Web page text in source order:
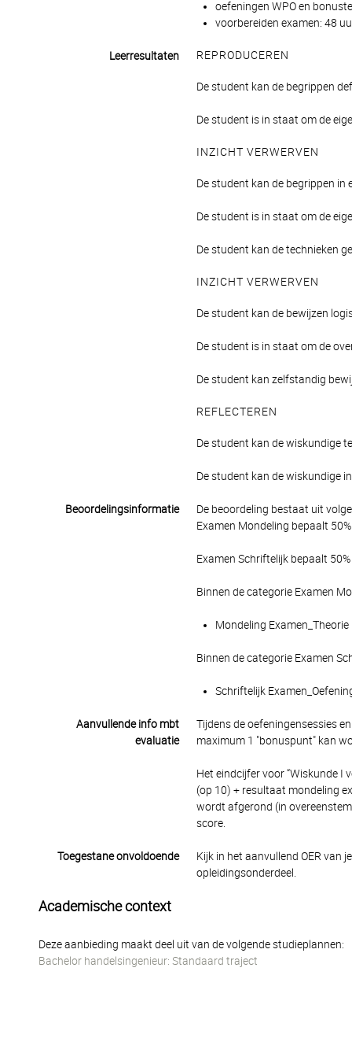
oefeningen WPO en
voorbereiden examen: 48
Leerresultaten REPRODUCEREN
De student kan de begrippen
De student is in staat om de
INZICHT VERWERVEN
De student kan de begrippen in
De student is in staat om de
De student kan de technieken
INZICHT VERWERVEN
De student kan de bewijzen
De student is in staat om de
De student kan zelfstandig
REFLECTEREN
De student kan de wiskundige
De student kan de wiskundige
Beoordelingsinformatie
De beoordeling bestaat uit
Examen Mondeling bepaalt
Examen Schriftelijk bepaalt
Binnen de categorie Examen
Mondeling
Binnen de categorie Examen
Schriftelijk
Aanvullende info mbt
evaluatie
Tijdens de oefeningensessies
maximum 1 "bonuspunt" kan
Het eindcijfer voor “Wiskunde I
(op 10) + resultaat mondeling
wordt afgerond (in
score.
Toegestane onvoldoende
Kijk in het aanvullend OER van
opleidingsonderdeel.
Academische context
Deze aanbieding maakt deel uit van de volgende studieplannen:
Bachelor handelsingenieur: Standaard traject